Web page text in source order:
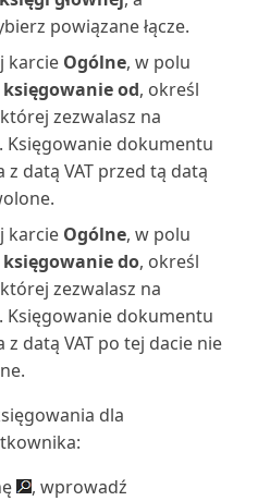
(raport)
(raport)
powiązane łącze.
karcie Ogólne, w polu
od, określ
zezwalasz na
Księgowanie dokumentu
z datą VAT przed tą datą
karcie Ogólne, w polu
do, określ
zezwalasz na
Księgowanie dokumentu
z datą VAT po tej dacie nie
dla
, wprowadź